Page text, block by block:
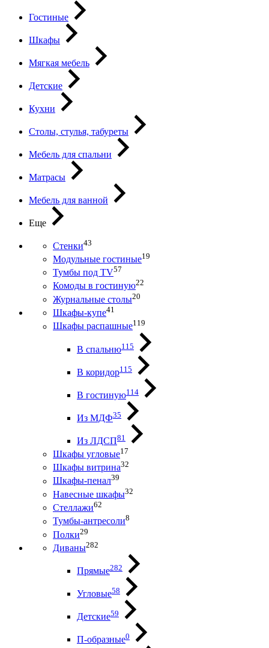
Гостиные
Шкафы
Мягкая мебель
Детские
Кухни
Столы, стулья, табуреты
Мебель для спальни
Матрасы
Мебель для ванной
Еще
Стенки43
Модульные гостиные19
Тумбы под ТV57
Комоды в гостиную22
Журнальные столы20
Шкафы-купе41
Шкафы распашные119
В спальню115
В коридор115
В гостиную114
Из МДФ35
Из ЛДСП81
Шкафы угловые17
Шкафы витрина32
Шкафы-пенал39
Навесные шкафы32
Стеллажи62
Тумбы-антресоли8
Полки29
Диваны282
Прямые282
Угловые58
Детские59
П-образные0